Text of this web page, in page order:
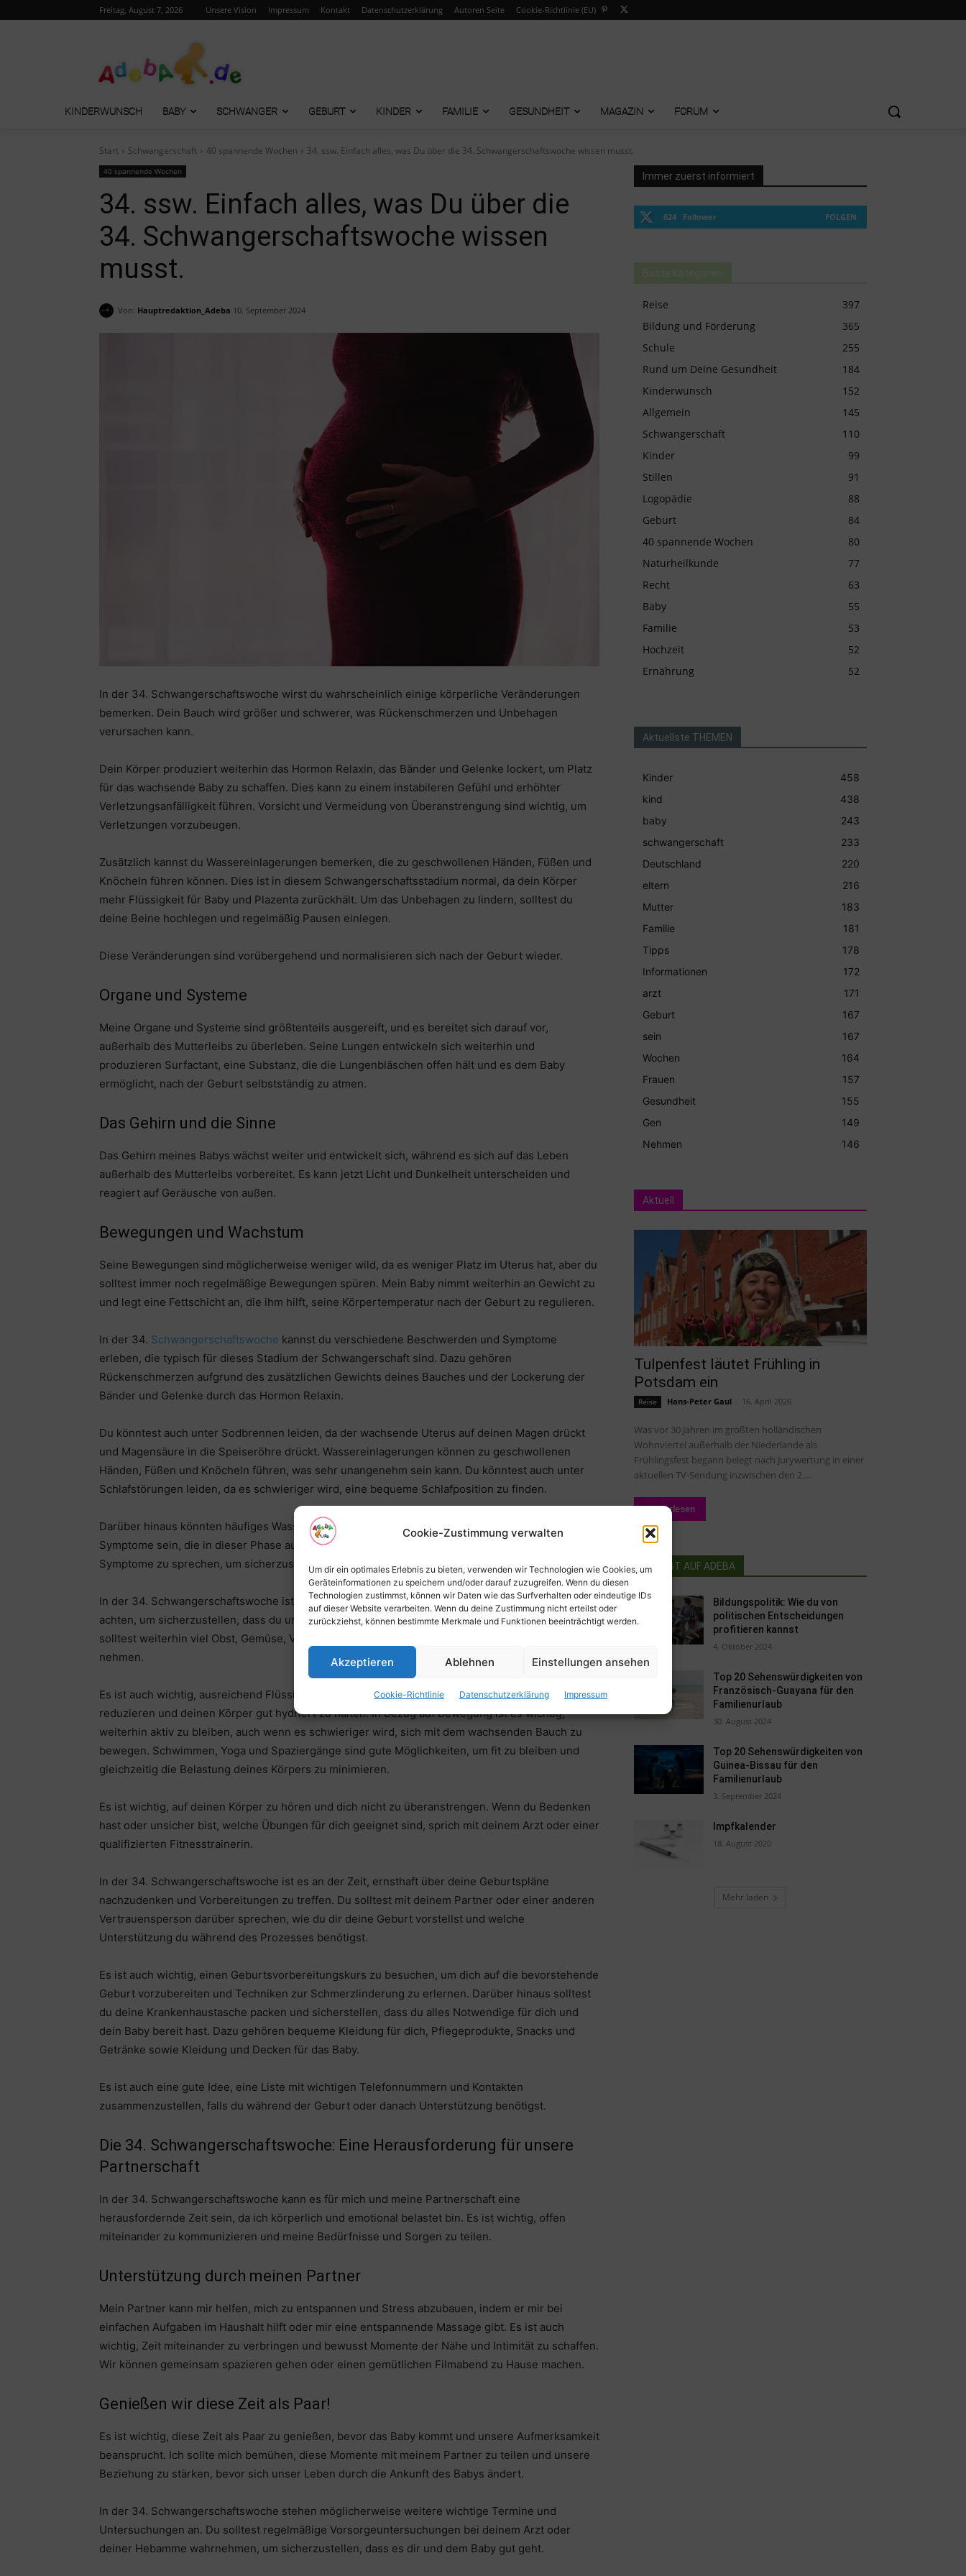
Cookie-Zustimmung verwalten
Um dir ein optimales Erlebnis zu bieten, verwenden wir Technologien wie Cookies, um
Geräteinformationen zu speichern und/oder darauf zuzugreifen. Wenn du diesen
Technologien zustimmst, können wir Daten wie das Surfverhalten oder eindeutige IDs
auf dieser Website verarbeiten. Wenn du deine Zustimmung nicht erteilst oder
zurückziehst, können bestimmte Merkmale und Funktionen beeinträchtigt werden.
Akzeptieren Ablehnen Einstellungen ansehen
Cookie-Richtlinie Datenschutzerklärung Impressum
Freitag, August 7, 2026 Unsere Vision Impressum Kontakt Datenschutzerklärung Autoren Seite Cookie-Richtlinie (EU)
KINDERWUNSCH BABY SCHWANGER GEBURT KINDER FAMILIE GESUNDHEIT MAGAZIN FORUM
Start Schwangerschaft 40 spannende Wochen 34. ssw. Einfach alles, was Du über die 34. Schwangerschaftswoche wissen musst.
40 spannende Wochen
34. ssw. Einfach alles, was Du über die
34. Schwangerschaftswoche wissen
musst.
Von: Hauptredaktion_Adeba 10. September 2024
In der 34. Schwangerschaftswoche wirst du wahrscheinlich einige körperliche Veränderungen
bemerken. Dein Bauch wird größer und schwerer, was Rückenschmerzen und Unbehagen
verursachen kann.
Dein Körper produziert weiterhin das Hormon Relaxin, das Bänder und Gelenke lockert, um Platz
für das wachsende Baby zu schaffen. Dies kann zu einem instabileren Gefühl und erhöhter
Verletzungsanfälligkeit führen. Vorsicht und Vermeidung von Überanstrengung sind wichtig, um
Verletzungen vorzubeugen.
Zusätzlich kannst du Wassereinlagerungen bemerken, die zu geschwollenen Händen, Füßen und
Knöcheln führen können. Dies ist in diesem Schwangerschaftsstadium normal, da dein Körper
mehr Flüssigkeit für Baby und Plazenta zurückhält. Um das Unbehagen zu lindern, solltest du
deine Beine hochlegen und regelmäßig Pausen einlegen.
Diese Veränderungen sind vorübergehend und normalisieren sich nach der Geburt wieder.
Organe und Systeme
Meine Organe und Systeme sind größtenteils ausgereift, und es bereitet sich darauf vor,
außerhalb des Mutterleibs zu überleben. Seine Lungen entwickeln sich weiterhin und
produzieren Surfactant, eine Substanz, die die Lungenbläschen offen hält und es dem Baby
ermöglicht, nach der Geburt selbstständig zu atmen.
Das Gehirn und die Sinne
Das Gehirn meines Babys wächst weiter und entwickelt sich, während es sich auf das Leben
außerhalb des Mutterleibs vorbereitet. Es kann jetzt Licht und Dunkelheit unterscheiden und
reagiert auf Geräusche von außen.
Bewegungen und Wachstum
Seine Bewegungen sind möglicherweise weniger wild, da es weniger Platz im Uterus hat, aber du
solltest immer noch regelmäßige Bewegungen spüren. Mein Baby nimmt weiterhin an Gewicht zu
und legt eine Fettschicht an, die ihm hilft, seine Körpertemperatur nach der Geburt zu regulieren.
In der 34. Schwangerschaftswoche kannst du verschiedene Beschwerden und Symptome
erleben, die typisch für dieses Stadium der Schwangerschaft sind. Dazu gehören
Rückenschmerzen aufgrund des zusätzlichen Gewichts deines Bauches und der Lockerung der
Bänder und Gelenke durch das Hormon Relaxin.
Du könntest auch unter Sodbrennen leiden, da der wachsende Uterus auf deinen Magen drückt
und Magensäure in die Speiseröhre drückt. Wassereinlagerungen können zu geschwollenen
Händen, Füßen und Knöcheln führen, was sehr unangenehm sein kann. Du könntest auch unter
Schlafstörungen leiden, da es schwieriger wird, eine bequeme Schlafposition zu finden.
Darüber hinaus könnten häufiges Wasserlassen und Hämorrhoiden weitere unangenehme
Symptome sein, die in dieser Phase auftreten können. Es ist wichtig, mit deinem Arzt über diese
Symptome zu sprechen, um sicherzustellen, dass sie nicht auf ernsthafte Probleme hinweisen.
In der 34. Schwangerschaftswoche ist es wichtig, weiterhin auf eine ausgewogene Ernährung zu
achten, um sicherzustellen, dass du und dein Baby alle notwendigen Nährstoffe erhalten. Du
solltest weiterhin viel Obst, Gemüse, Vollkornprodukte, mageres Eiweiß und gesunde Fette zu dir
nehmen.
Es ist auch wichtig, ausreichend Flüssigkeit zu sich zu nehmen, um Wassereinlagerungen zu
reduzieren und deinen Körper gut hydriert zu halten. In Bezug auf Bewegung ist es wichtig,
weiterhin aktiv zu bleiben, auch wenn es schwieriger wird, sich mit dem wachsenden Bauch zu
bewegen. Schwimmen, Yoga und Spaziergänge sind gute Möglichkeiten, um fit zu bleiben und
gleichzeitig die Belastung deines Körpers zu minimieren.
Es ist wichtig, auf deinen Körper zu hören und dich nicht zu überanstrengen. Wenn du Bedenken
hast oder unsicher bist, welche Übungen für dich geeignet sind, sprich mit deinem Arzt oder einer
qualifizierten Fitnesstrainerin.
In der 34. Schwangerschaftswoche ist es an der Zeit, ernsthaft über deine Geburtspläne
nachzudenken und Vorbereitungen zu treffen. Du solltest mit deinem Partner oder einer anderen
Vertrauensperson darüber sprechen, wie du dir deine Geburt vorstellst und welche
Unterstützung du während des Prozesses benötigst.
Es ist auch wichtig, einen Geburtsvorbereitungskurs zu besuchen, um dich auf die bevorstehende
Geburt vorzubereiten und Techniken zur Schmerzlinderung zu erlernen. Darüber hinaus solltest
du deine Krankenhaustasche packen und sicherstellen, dass du alles Notwendige für dich und
dein Baby bereit hast. Dazu gehören bequeme Kleidung für dich, Pflegeprodukte, Snacks und
Getränke sowie Kleidung und Decken für das Baby.
Es ist auch eine gute Idee, eine Liste mit wichtigen Telefonnummern und Kontakten
zusammenzustellen, falls du während der Geburt oder danach Unterstützung benötigst.
Die 34. Schwangerschaftswoche: Eine Herausforderung für unsere
Partnerschaft
In der 34. Schwangerschaftswoche kann es für mich und meine Partnerschaft eine
herausfordernde Zeit sein, da ich körperlich und emotional belastet bin. Es ist wichtig, offen
miteinander zu kommunizieren und meine Bedürfnisse und Sorgen zu teilen.
Unterstützung durch meinen Partner
Mein Partner kann mir helfen, mich zu entspannen und Stress abzubauen, indem er mir bei
einfachen Aufgaben im Haushalt hilft oder mir eine entspannende Massage gibt. Es ist auch
wichtig, Zeit miteinander zu verbringen und bewusst Momente der Nähe und Intimität zu schaffen.
Wir können gemeinsam spazieren gehen oder einen gemütlichen Filmabend zu Hause machen.
Genießen wir diese Zeit als Paar!
Es ist wichtig, diese Zeit als Paar zu genießen, bevor das Baby kommt und unsere Aufmerksamkeit
beansprucht. Ich sollte mich bemühen, diese Momente mit meinem Partner zu teilen und unsere
Beziehung zu stärken, bevor sich unser Leben durch die Ankunft des Babys ändert.
In der 34. Schwangerschaftswoche stehen möglicherweise weitere wichtige Termine und
Untersuchungen an. Du solltest regelmäßige Vorsorgeuntersuchungen bei deinem Arzt oder
deiner Hebamme wahrnehmen, um sicherzustellen, dass es dir und dem Baby gut geht.
Immer zuerst informiert
624 Follower FOLGEN
Reise
397
Bildung und Förderung
365
Schule
255
Rund um Deine Gesundheit
184
Kinderwunsch
152
Allgemein
145
Schwangerschaft
110
Kinder
99
Stillen
91
Logopädie
88
Geburt
84
40 spannende Wochen
80
Naturheilkunde
77
Recht
63
Baby
55
Familie
53
Hochzeit
52
Ernährung
52
Aktuellste THEMEN
Kinder
458
kind
438
baby
243
schwangerschaft
233
Deutschland
220
eltern
216
Mutter
183
Familie
181
Tipps
178
Informationen
172
arzt
171
Geburt
167
sein
167
Wochen
164
Frauen
157
Gesundheit
155
Gen
149
Nehmen
146
Aktuell
Tulpenfest läutet Frühling in
Potsdam ein
Reise Hans-Peter Gaul 16. April 2026
Was vor 30 Jahren im größten holländischen
Wohnviertel außerhalb der Niederlande als
Frühlingsfest begann belegt nach Jurywertung in einer
aktuellen TV-Sendung inzwischen den 2....
Weiterlesen
BELIEBT AUF ADEBA
Bildungspolitik: Wie du von
politischen Entscheidungen
profitieren kannst
4. Oktober 2024
Top 20 Sehenswürdigkeiten von
Französisch-Guayana für den
Familienurlaub
30. August 2024
Top 20 Sehenswürdigkeiten von
Guinea-Bissau für den
Familienurlaub
3. September 2024
Impfkalender
18. August 2020
Mehr laden